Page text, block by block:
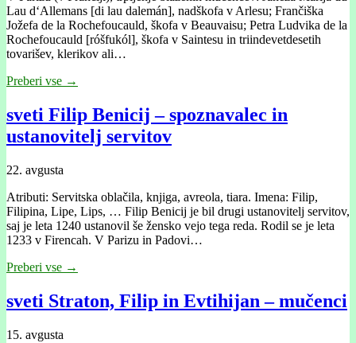
Lau d‘Allemans [di lau dalemán], nadškofa v Arlesu; Frančiška
Jožefa de la Rochefoucauld, škofa v Beauvaisu; Petra Ludvika de la
Rochefoucauld [róšfukól], škofa v Saintesu in triindevetdesetih
tovarišev, klerikov ali…
Preberi vse →
sveti Filip Benicij – spoznavalec in
ustanovitelj servitov
22. avgusta
Atributi: Servitska oblačila, knjiga, avreola, tiara. Imena: Filip,
Filipina, Lipe, Lips, … Filip Benicij je bil drugi ustanovitelj servitov,
saj je leta 1240 ustanovil še žensko vejo tega reda. Rodil se je leta
1233 v Firencah. V Parizu in Padovi…
Preberi vse →
sveti Straton, Filip in Evtihijan – mučenci
15. avgusta